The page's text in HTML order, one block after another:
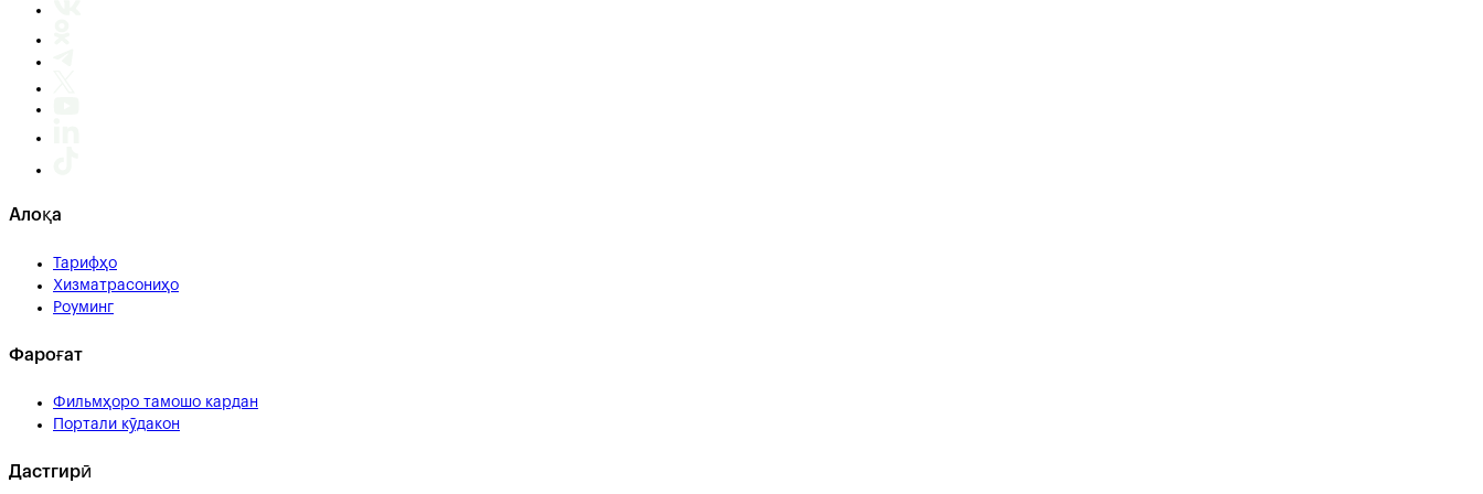
Алоқа
Тарифҳо
Хизматрасониҳо
Роуминг
Фароғат
Фильмҳоро тамошо кардан
Портали кӯдакон
Дастгирӣ